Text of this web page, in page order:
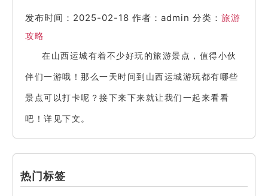
发布时间：2025-02-18 作者：admin 分类： 旅游
攻略
在山西运城有着不少好玩的旅游景点，值得小伙
伴们一游哦！那么一天时间到山西运城游玩都有哪些
景点可以打卡呢？接下来下来就让我们一起来看看
吧！详见下文。
热门标签